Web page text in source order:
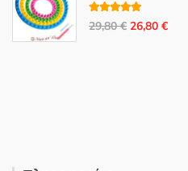
2,00 €.
Βαθμολογή
θηκε με5.00
29,80€ Original
26,80 €Η